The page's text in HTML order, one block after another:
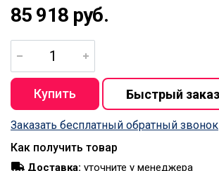
85 918 руб.
Заказать бесплатный обратный звонок
Как получить товар
Доставка: уточните у менеджера